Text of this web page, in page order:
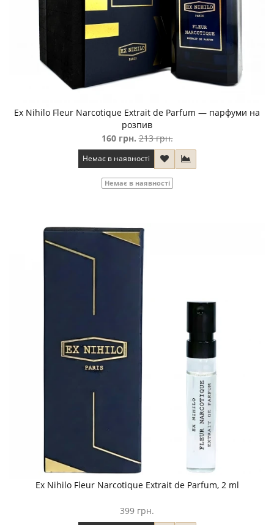
Ex Nihilo Fleur Narcotique Extrait de Parfum — парфуми на
розпив
160 грн. 213 грн.
Немає в наявності
Немає в наявності
Ex Nihilo Fleur Narcotique Extrait de Parfum, 2 ml
399 грн.